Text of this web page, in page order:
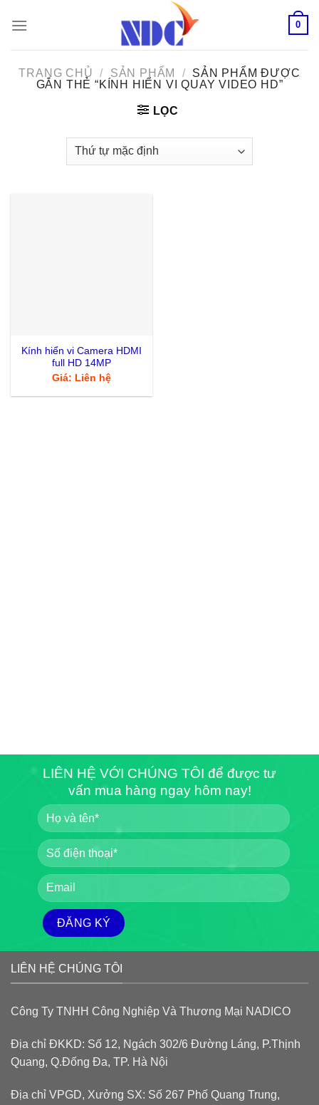
0
TRANG CHỦ / SẢN PHẨM /
SẢN PHẨM ĐƯỢC
GẮN THẺ “KÍNH HIỂN VI QUAY VIDEO HD”
LỌC
Kính hiển vi Camera HDMI
full HD 14MP
Giá: Liên hệ
LIÊN HỆ VỚI CHÚNG TÔI để được tư
vấn mua hàng ngay hôm nay!
LIÊN HỆ CHÚNG TÔI
Công Ty TNHH Công Nghiệp Và Thương Mại NADICO
Địa chỉ ĐKKD: Số 12, Ngách 302/6 Đường Láng, P.Thịnh
Quang, Q.Đống Đa, TP. Hà Nội
Địa chỉ VPGD, Xưởng SX: Số 267 Phố Quang Trung,